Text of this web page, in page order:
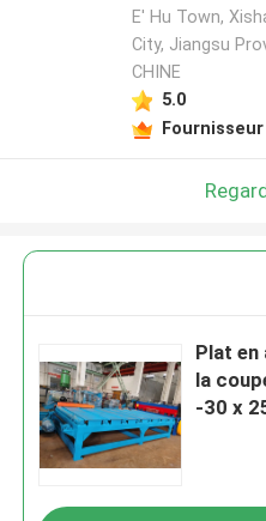
E' Hu Town,
City, Jiangsu
CHINE
5.0
Plat en
la
-30 x